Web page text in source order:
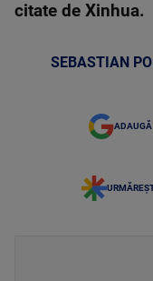
citate de Xinhua.
SEBASTIAN
ADAUGĂ